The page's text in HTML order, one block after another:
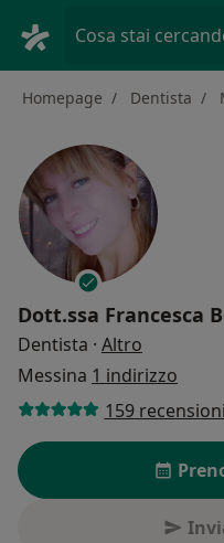
Cosa stai
Homepage Dentista
Dott.ssa Francesca
Dentista · Altro
Messina 1 indirizzo
159 recensioni